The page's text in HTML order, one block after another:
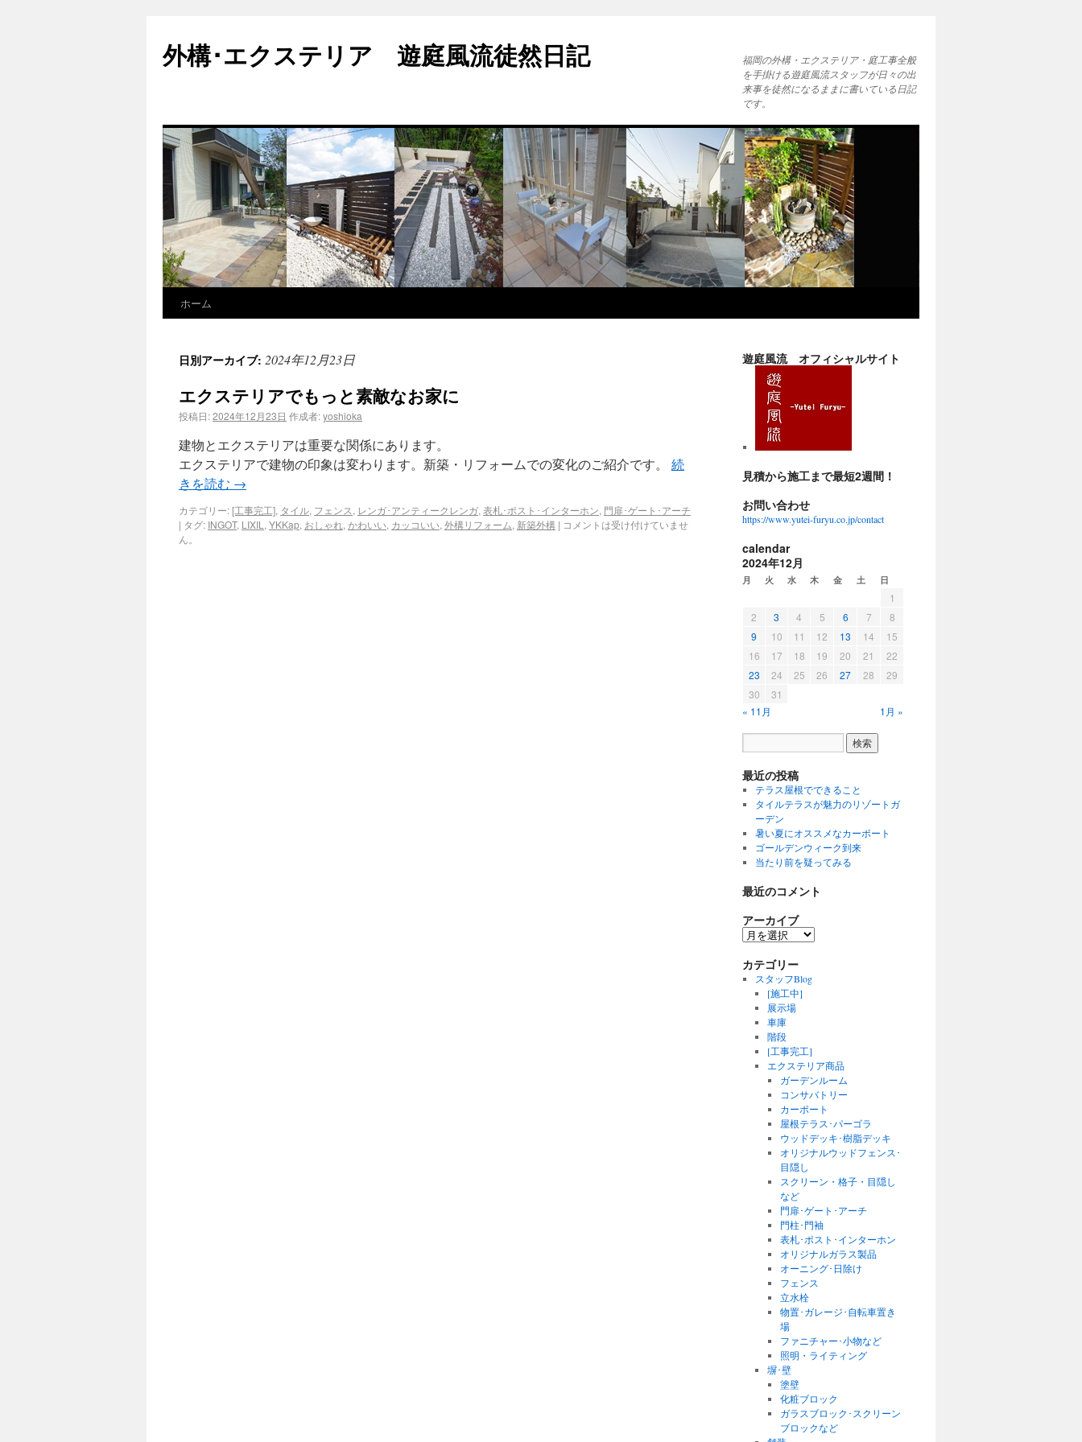
外構･エクステリア 遊庭風流徒然日記
福岡の外構・エクステリア・庭工事全般
を手掛ける遊庭風流スタッフが日々の出
来事を徒然になるままに書いている日記
です。
ホーム
日別アーカイブ: 2024年12月23日
エクステリアでもっと素敵なお家に
投稿日:2024年12月23日 作成者:yoshioka
建物とエクステリアは重要な関係にあります。
エクステリアで建物の印象は変わります。新築・リフォームでの変化のご紹介です。 続
きを読む →
カテゴリー:[工事完工], タイル, フェンス, レンガ･アンティークレンガ, 表札･ポスト･インターホン, 門扉･ゲート･アーチ
| タグ: INGOT, LIXIL , YKKap, おしゃれ, かわいい, カッコいい, 外構リフォーム, 新築外構 | コメントは受け付けていませ
ん。
遊庭風流 オフィシャルサイト
見積から施工まで最短2週間！
お問い合わせ
https://www.yutei-furyu.co.jp/contact
calendar
2024年12月
月 火 水 木 金 土 日
« 11月 1月 »
1
2
3 4 5 6 7
8
9
10 11 12 13 14
15
16
17 18 19 20 21
22
23
24 25 26 27 28
29
30
31
最近の投稿
テラス屋根でできること
タイルテラスが魅力のリゾートガ
ーデン
暑い夏にオススメなカーポート
ゴールデンウィーク到来
当たり前を疑ってみる
最近のコメント
アーカイブ
カテゴリー
スタッフBlog
[施工中]
展示場
車庫
階段
[工事完工]
エクステリア商品
ガーデンルーム
コンサバトリー
カーポート
屋根テラス･パーゴラ
ウッドデッキ･樹脂デッキ
オリジナルウッドフェンス･
目隠し
スクリーン・格子・目隠し
など
門扉･ゲート･アーチ
門柱･門袖
表札･ポスト･インターホン
オリジナルガラス製品
オーニング･日除け
フェンス
立水栓
物置･ガレージ･自転車置き
場
ファニチャー･小物など
照明・ライティング
塀･壁
塗壁
化粧ブロック
ガラスブロック･スクリーン
ブロックなど